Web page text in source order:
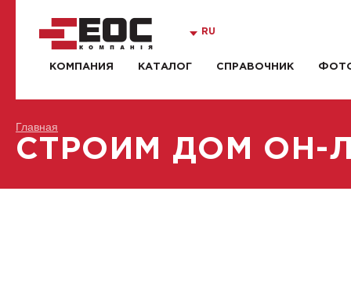
RU
КОМПАНИЯ КАТАЛОГ СПРАВОЧНИК
Главная
СТРОИМ ДОМ ОН-